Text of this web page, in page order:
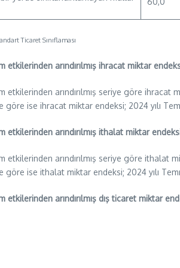
Ticaret Sınıflaması
etkilerinden arındırılmış ihracat miktar
etkilerinden arındırılmış seriye göre
göre ise ihracat miktar endeksi; 2024 yılı
etkilerinden arındırılmış ithalat miktar
etkilerinden arındırılmış seriye göre ithalat
göre ise ithalat miktar endeksi; 2024 yılı
etkilerinden arındırılmış dış ticaret miktar